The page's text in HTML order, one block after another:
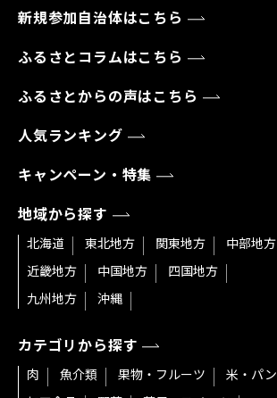
新規参加自治体はこちら
ふるさとコラムはこちら
ふるさとからの声はこちら
人気ランキング
キャンペーン・特集
地域から探す
北海道 東北地方 関東地方
中部地方
近畿地方
中国地方
四国地方
九州地方
沖縄
カテゴリから探す
肉 魚介類 果物・フルーツ
米・パン